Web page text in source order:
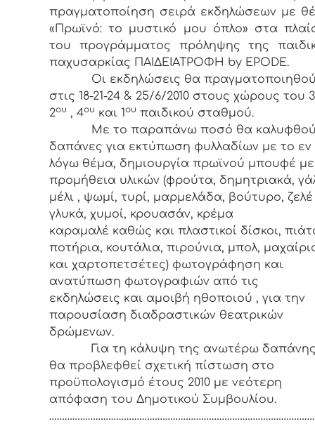
πραγματοποίηση σειρά εκδηλώσεων με
«Πρωϊνό: το μυστικό μου όπλο» στα
του προγράμματος πρόληψης της
παχυσαρκίας ΠΑΙΔΕΙΑΤΡΟΦΗ by EPODE.
Οι εκδηλώσεις θα
στις 18-21-24 & 25/6/2010 στους χώρους του 3
2ου , 4ου και 1ου παιδικού σταθμού.
Με το παραπάνω ποσό θα
δαπάνες για εκτύπωση φυλλαδίων με το εν
λόγω θέμα, δημιουργία πρωϊνού μπουφέ με
προμήθεια υλικών (φρούτα, δημητριακά,
μέλι , ψωμί, τυρί, μαρμελάδα, βούτυρο, ζελέ
γλυκά, χυμοί, κρουασάν, κρέμα
καραμαλέ καθώς και πλαστικοί δίσκοι,
ποτήρια, κουτάλια, πιρούνια, μπολ,
και χαρτοπετσέτες) φωτογράφηση και
ανατύπωση φωτογραφιών από τις
εκδηλώσεις και αμοιβή ηθοποιού , για την
παρουσίαση διαδραστικών θεατρικών
δρώμενων.
Για τη κάλυψη της ανωτέρω
θα προβλεφθεί σχετική πίστωση στο
προϋπολογισμό έτους 2010 με νεότερη
απόφαση του Δημοτικού Συμβουλίου.